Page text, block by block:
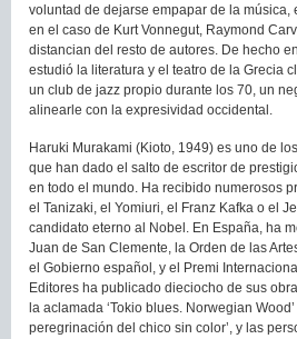
voluntad de dejarse empapar de la música,
en el caso de Kurt Vonnegut, Raymond
distancian del resto de autores. De hecho
estudió la literatura y el teatro de la Grecia
un club de jazz propio durante los 70, un
alinearle con la expresividad occidental.
Haruki Murakami (Kioto, 1949) es uno de
que han dado el salto de escritor de
en todo el mundo. Ha recibido numerosos
el Tanizaki, el Yomiuri, el Franz Kafka o el
candidato eterno al Nobel. En España, ha
Juan de San Clemente, la Orden de las
el Gobierno español, y el Premi
Editores ha publicado dieciocho de sus
la aclamada ‘Tokio blues. Norwegian
peregrinación del chico sin color’, y las